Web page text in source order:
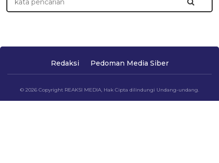
Redaksi Pedoman Media Siber
© 2026 Copyright REAKSI MEDIA, Hak Cipta dilindungi Undang-undang.